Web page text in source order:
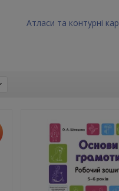
Атласи та контурні